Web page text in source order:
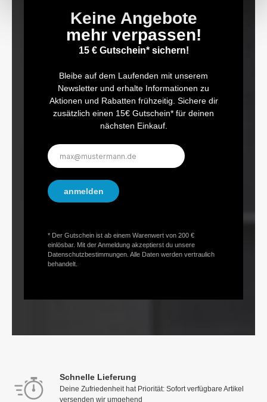
Keine Angebote
mehr verpassen!
15 € Gutschein* sichern!
Bleibe auf dem Laufenden mit unserem
Newsletter und erhalte Informationen zu
Aktionen und Rabatten frühzeitig. Sichere dir
zusätzlich einen 15€ Gutschein* für deinen
nächsten Einkauf.
E-
Mail-
Adresse*
anmelden
* Der Gutschein ist ab einem Warenwert von 200 €
einlösbar. Mit der Anmeldung akzeptierst du unsere
Datenschutzbestimmungen. Alle Daten werden vertraulich
behandelt.
Schnelle Lieferung
Deine Zufriedenheit hat Priorität: Sofort verfügbare Artikel
versenden wir umgehend